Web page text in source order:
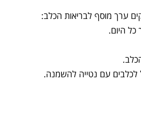
ערך מוסף לבריאות הכלב:
כל היום.
לכלבים עם נטייה להשמנה.